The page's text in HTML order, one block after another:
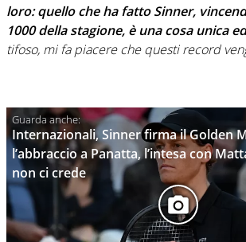
loro: quello che ha fatto Sinner,
1000 della stagione, è una cosa unica
tifoso, mi fa piacere che questi record
Internazionali, Sinner firma il Golden
l’abbraccio a Panatta, l’intesa con
non ci crede